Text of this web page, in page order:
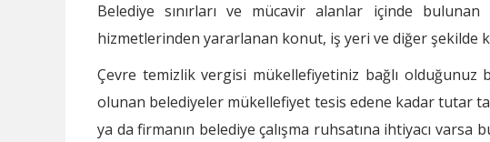
Belediye sınırları ve mücavir alanlar içinde
hizmetlerinden yararlanan konut, iş yeri ve diğer şekilde
Çevre temizlik vergisi mükellefiyetiniz bağlı olduğunuz
olunan belediyeler mükellefiyet tesis edene kadar tutar
ya da firmanın belediye çalışma ruhsatına ihtiyacı